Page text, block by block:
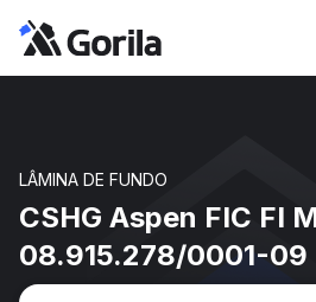
LÂMINA DE FUNDO
CSHG Aspen FIC FI
08.915.278/0001-09